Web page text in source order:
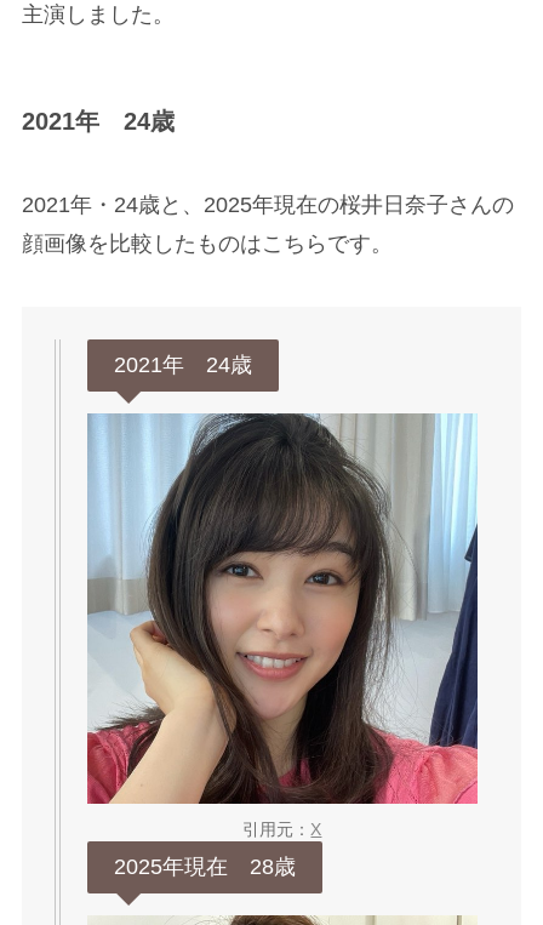
主演しました。
2021年 24歳
2021年・24歳と、2025年現在の桜井日奈子さんの
顔画像を比較したものはこちらです。
2021年 24歳
引用元： X
2025年現在 28歳